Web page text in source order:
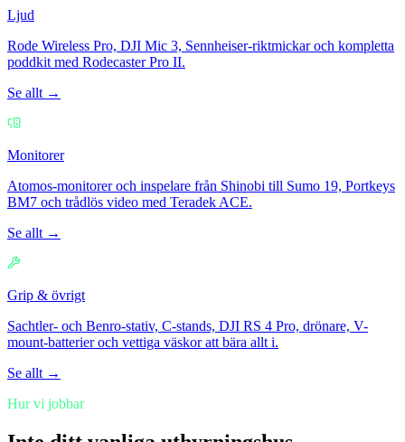
Ljud
Rode Wireless Pro, DJI Mic 3, Sennheiser-riktmickar och kompletta
poddkit med Rodecaster Pro II.
Se allt →
Monitorer
Atomos-monitorer och inspelare från Shinobi till Sumo 19, Portkeys
BM7 och trådlös video med Teradek ACE.
Se allt →
Grip & övrigt
Sachtler- och Benro-stativ, C-stands, DJI RS 4 Pro, drönare, V-
mount-batterier och vettiga väskor att bära allt i.
Se allt →
Hur vi jobbar